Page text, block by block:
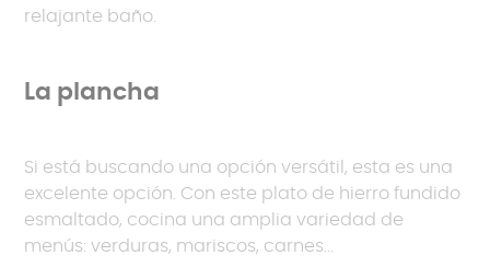
relajante baño.
La plancha
Si está buscando una opción versátil, esta es una
excelente opción. Con este plato de hierro fundido
esmaltado, cocina una amplia variedad de
menús: verduras, mariscos, carnes...